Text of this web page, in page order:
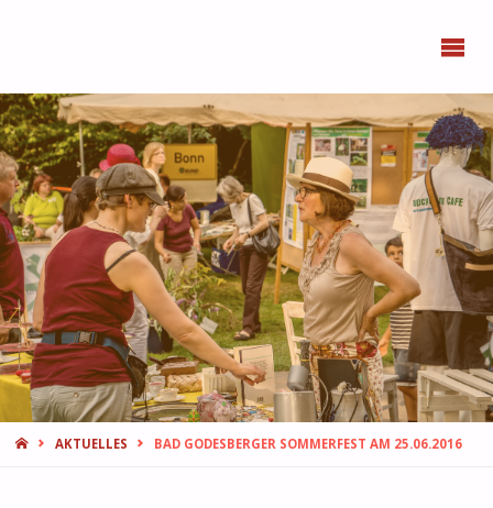
FEMMES
STARTAKTUELLES BAD GODESBERGER SOMMERFEST AM 25.06.2016